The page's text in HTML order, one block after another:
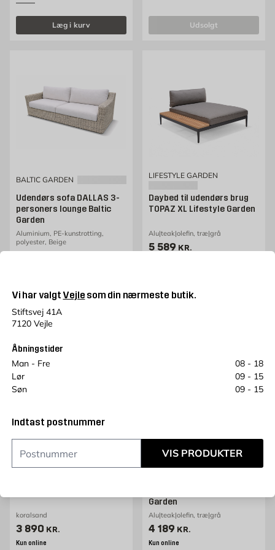
Vi har valgt Vejle som din nærmeste butik.
Stiftsvej 41A
7120 Vejle
Åbningstider
Man - Fre
08 - 18
Lør
09 - 15
Søn
09 - 15
Indtast postnummer
VIS PRODUKTER
Læg i kurv udsolgt
BALTIC GARDEN
Udendørs sofa DALLAS 3-
personers lounge Baltic
Garden
Aluminium, PE-kunstrotting,
polyester, Beige
Pris 9179 kr. /stk
Læg i kurv
LIFESTYLE GARDEN
Daybed til udendørs brug
TOPAZ XL Lifestyle Garden
Alu|teak|olefin, træ|grå
Pris 5589 kr. /stk
5 589 KR.
Læg i kurv
Udendørs modulsofa
koralsand
Pris 3890 kr. /stk
3 890 KR.
Kun online
Sofa til udendørs brug
Garden
Alu|teak|olefin, træ|grå
Pris 4189 kr. /stk
4 189 KR.
Kun online